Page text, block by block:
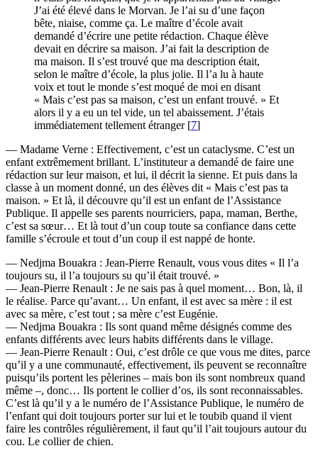
J’ai été élevé dans le Morvan. Je l’ai su d’une façon
bête, niaise, comme ça. Le maître d’école avait
demandé d’écrire une petite rédaction. Chaque élève
devait en décrire sa maison. J’ai fait la description de
ma maison. Il s’est trouvé que ma description était,
selon le maître d’école, la plus jolie. Il l’a lu à haute
voix et tout le monde s’est moqué de moi en disant
« Mais c’est pas sa maison, c’est un enfant trouvé. » Et
alors il y a eu un tel vide, un tel abaissement. J’étais
immédiatement tellement étranger[7]
— Madame Verne : Effectivement, c’est un cataclysme. C’est un
enfant extrêmement brillant. L’instituteur a demandé de faire une
rédaction sur leur maison, et lui, il décrit la sienne. Et puis dans la
classe à un moment donné, un des élèves dit « Mais c’est pas ta
maison. » Et là, il découvre qu’il est un enfant de l’Assistance
Publique. Il appelle ses parents nourriciers, papa, maman, Berthe,
c’est sa sœur… Et là tout d’un coup toute sa confiance dans cette
famille s’écroule et tout d’un coup il est nappé de honte.
— Nedjma Bouakra : Jean-Pierre Renault, vous vous dites « Il l’a
toujours su, il l’a toujours su qu’il était trouvé. »
— Jean-Pierre Renault : Je ne sais pas à quel moment… Bon, là, il
le réalise. Parce qu’avant… Un enfant, il est avec sa mère : il est
avec sa mère, c’est tout ; sa mère c’est Eugénie.
— Nedjma Bouakra : Ils sont quand même désignés comme des
enfants différents avec leurs habits différents dans le village.
— Jean-Pierre Renault : Oui, c’est drôle ce que vous me dites, parce
qu’il y a une communauté, effectivement, ils peuvent se reconnaître
puisqu’ils portent les pèlerines – mais bon ils sont nombreux quand
même –, donc… Ils portent le collier d’os, ils sont reconnaissables.
C’est là qu’il y a le numéro de l’Assistance Publique, le numéro de
l’enfant qui doit toujours porter sur lui et le toubib quand il vient
faire les contrôles régulièrement, il faut qu’il l’ait toujours autour du
cou. Le collier de chien.